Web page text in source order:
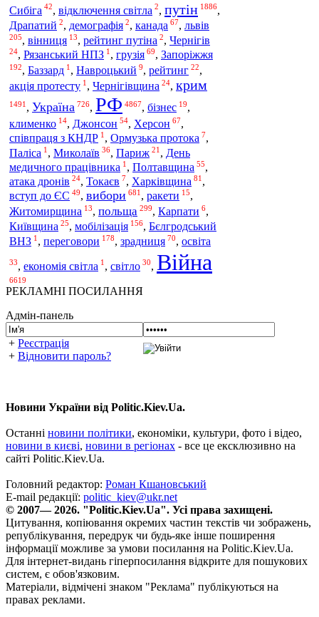
Сибіга 42, відключення світла 2, путін 1886,
Драпатий 2, демографія 2, канада 67, львів
205, вінниця 13, рейтинг путіна 2, Чернігів
24, Рязанський НПЗ 1 , грузія 69, Запоріжжя
192, Баззард 1 , Навроцький 9, рейтинг 22,
акція протесту 1 , Чернігівщина 24, крим
1491 , Україна 726, РФ 4867, бізнес 19,
клименко 14, Джонсон 54, Херсон 67,
співпраця з КНДР 1 , Ормузька протока 7,
Паліса 1 , Миколаїв 36, Париж 21 , День
медичного працівника 1 , Полтавщина 55,
атака дронів 24, Токаєв 7, Харківщина 81 ,
вступ до ЄС 49, вибори 681, ракети 15,
Житомирщина 13, польща 299, Карпати 6,
Київщина 25, мобілізація 156, Бєлгродський
ВНЗ 1, переговори 178, зрадниця 70, освіта
33, економія світла 1, світло 30, Війна
6619
РЕКЛАМНІ ПОСИЛАННЯ
Адмін-панель
+ Реєстрація
+ Відновити пароль?
Новини України від Politic.Kiev.Ua.
Останні новини політики, економіки, культури, фото і відео,
новини в києві, новини в регіонах - все це ексклюзивно на
сайті Politic.Kiev.Ua.
Головний редактор: Роман Кшановський
E-mail редакції: politic_kiev@ukr.net
© 2007— 2026. "Politic.Kiev.Ua". Усі права захищені.
Цитування, копіювання окремих частин текстів чи зображень,
републікування, передрук чи будь-яке інше поширення
інформації можливе за умови посилання на Politic.Kiev.Ua.
Для інтернет-видань гіперпосилання відкрите для пошукових
систем, є обов'язковим.
Матеріали, відмічені знаком "Реклама" публікуються на
правах реклами.